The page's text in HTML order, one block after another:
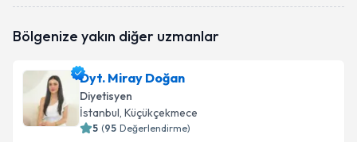
Size bu uzmandan randevu almanız için bir takvim
Kişisel verilerimin işlenmesine ilişkin
Bölgenize yakın diğer uzmanlar
Dyt. Miray Doğan
Diyetisyen
İstanbul, Küçükçekmece
5 (95 Değerlendirme)